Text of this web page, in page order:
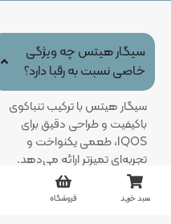
سیگار هیتس چه ویژگی
خاصی نسبت به رقبا دارد؟
سیگار هیتس با ترکیب تنباکوی
باکیفیت و طراحی دقیق برای
IQOS، طعمی یکنواخت و
تجربه‌ای تمیزتر ارائه می‌دهد.
سبد خرید فروشگاه